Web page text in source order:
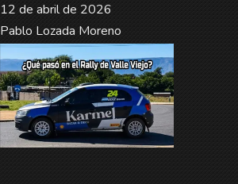
Pablo Lozada Moreno
12 de abril de 2026